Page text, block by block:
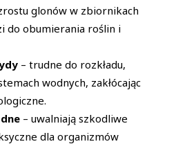
glonów w zbiornikach
do obumierania roślin i
– trudne do rozkładu,
wodnych, zakłócając
– uwalniają szkodliwe
dla organizmów